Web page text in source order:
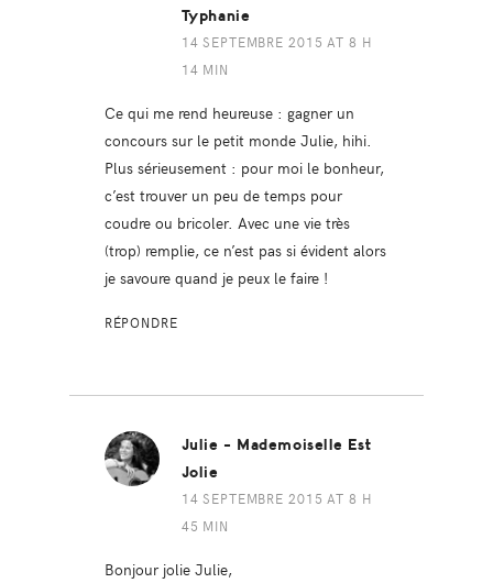
Typhanie
14 SEPTEMBRE 2015 AT 8 H
14 MIN
Ce qui me rend heureuse : gagner un
concours sur le petit monde Julie, hihi.
Plus sérieusement : pour moi le bonheur,
c’est trouver un peu de temps pour
coudre ou bricoler. Avec une vie très
(trop) remplie, ce n’est pas si évident alors
je savoure quand je peux le faire !
RÉPONDRE
Julie - Mademoiselle Est
Jolie
14 SEPTEMBRE 2015 AT 8 H
45 MIN
Bonjour jolie Julie,